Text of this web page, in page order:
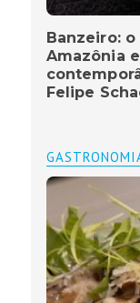
Banzeiro:
Amazônia
Felipe